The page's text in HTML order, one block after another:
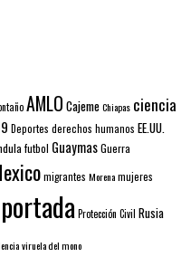
AMLO CajemeChiapas ciencia
Deportes derechos humanos EE.UU.
futbol GuaymasGuerra
migrantes Morenamujeres
portada Protección Civil Rusia
viruela del mono